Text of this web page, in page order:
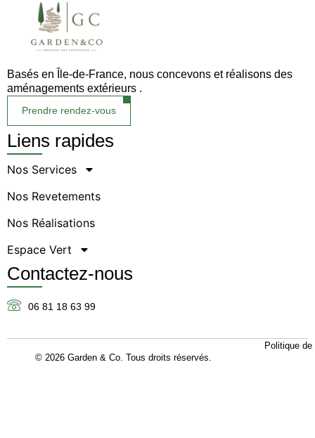
Basés en Île-de-France, nous concevons et réalisons des
aménagements extérieurs .
Prendre rendez-vous
Liens rapides
Nos Services
Nos Revetements
Nos Réalisations
Espace Vert
Contactez-nous
06 81 18 63 99
© 2026 Garden & Co. Tous droits réservés.
Politique